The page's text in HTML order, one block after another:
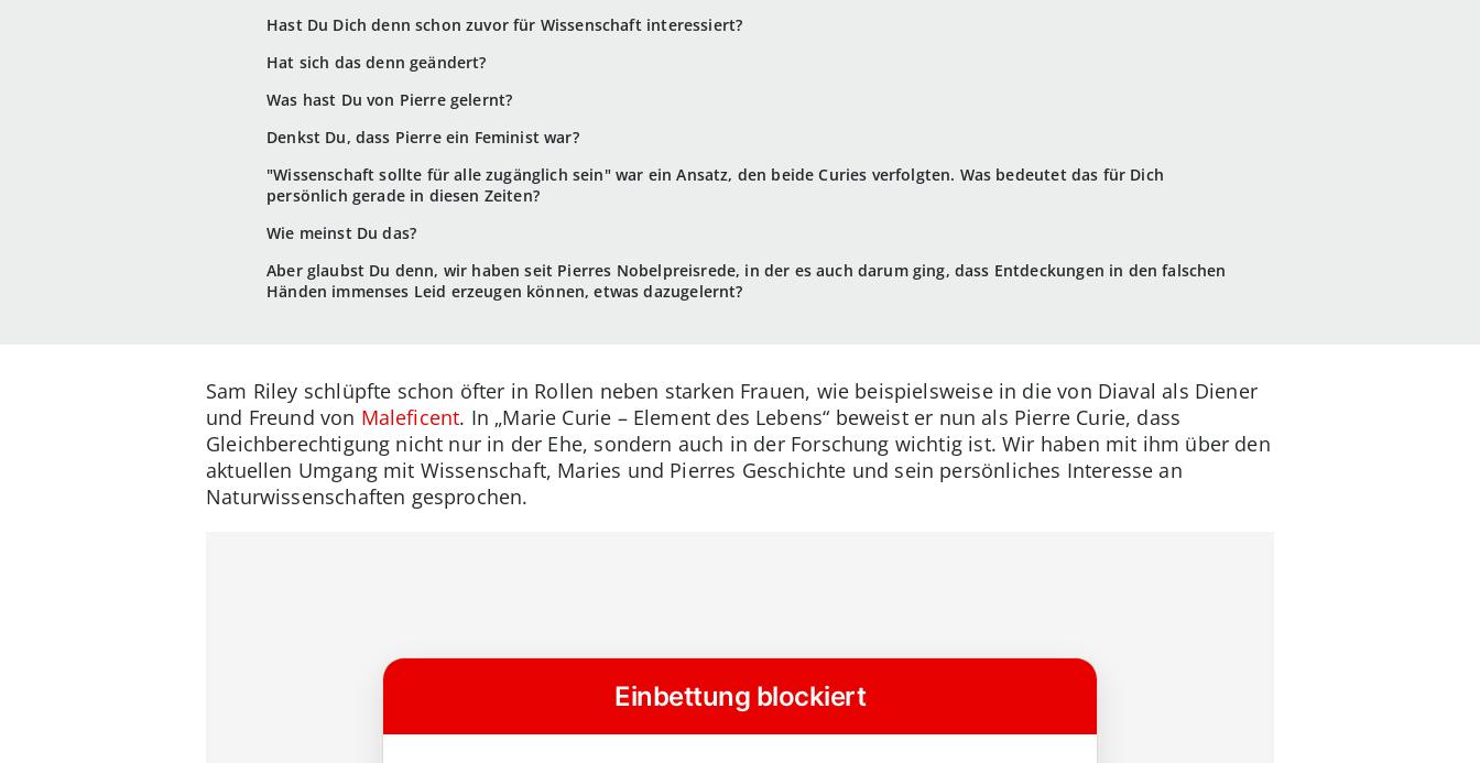
Hast Du Dich denn schon zuvor für Wissenschaft interessiert?
Hat sich das denn geändert?
Was hast Du von Pierre gelernt?
Denkst Du, dass Pierre ein Feminist war?
"Wissenschaft sollte für alle zugänglich sein" war ein Ansatz, den beide Curies verfolgten. Was bedeutet das für Dich
persönlich gerade in diesen Zeiten?
Wie meinst Du das?
Aber glaubst Du denn, wir haben seit Pierres Nobelpreisrede, in der es auch darum ging, dass Entdeckungen in den falschen
Händen immenses Leid erzeugen können, etwas dazugelernt?
Sam Riley schlüpfte schon öfter in Rollen neben starken Frauen, wie beispielsweise in die von Diaval als Diener
und Freund von Maleficent. In „Marie Curie – Element des Lebens“ beweist er nun als Pierre Curie, dass
Gleichberechtigung nicht nur in der Ehe, sondern auch in der Forschung wichtig ist. Wir haben mit ihm über den
aktuellen Umgang mit Wissenschaft, Maries und Pierres Geschichte und sein persönliches Interesse an
Naturwissenschaften gesprochen.